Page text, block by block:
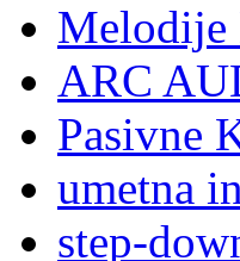
Melodije
ARC
Pasivne
umetna
step-